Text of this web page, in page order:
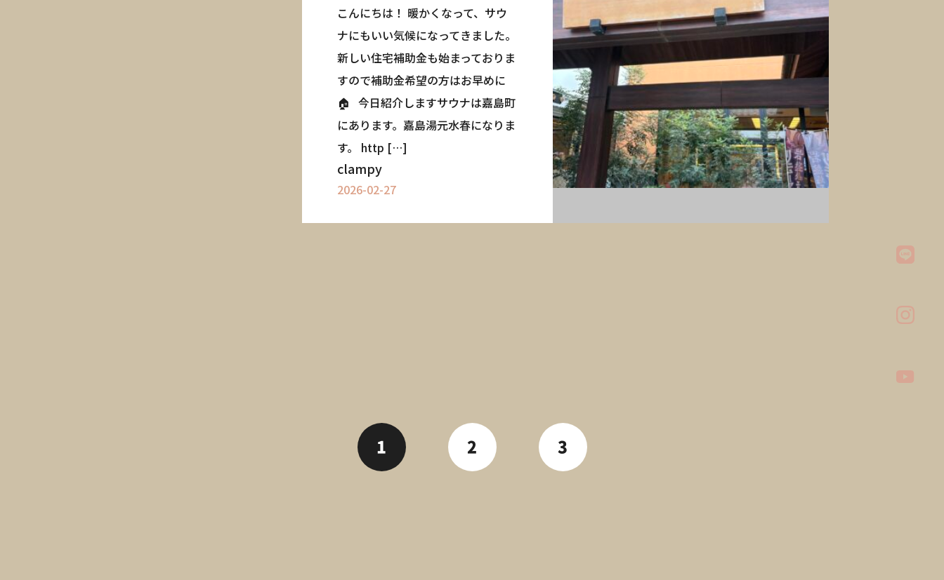
こんにちは！ 暖かくなって、サウ
ナにもいい気候になってきました。
新しい住宅補助金も始まっておりま
すので補助金希望の方はお早めに
🏠 今日紹介しますサウナは嘉島町
にあります。嘉島湯元水春になりま
す。 http […]
clampy
2026-02-27
1 2 3